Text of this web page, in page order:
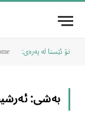
تۆ ئێستا لە پەرەی:
بەشی: